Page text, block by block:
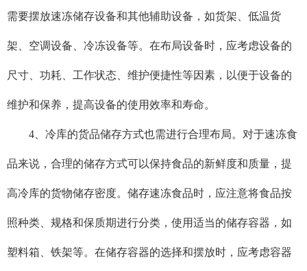
需要摆放速冻储存设备和其他辅助设备，如货架、低温货
架、空调设备、冷冻设备等。在布局设备时，应考虑设备的
尺寸、功耗、工作状态、维护便捷性等因素，以便于设备的
维护和保养，提高设备的使用效率和寿命。
4、 冷库的货品储存方式也需进行合理布局。对于速冻食
品来说，合理的储存方式可以保持食品的新鲜度和质量，提
高冷库的货物储存密度。储存速冻食品时，应注意将食品按
照种类、规格和保质期进行分类，使用适当的储存容器，如
塑料箱、铁架等。在储存容器的选择和摆放时，应考虑容器